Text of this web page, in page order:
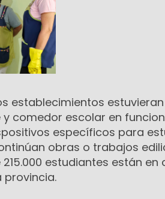
establecimientos
comedor escolar en
específicos para
obras o trabajos
estudiantes están en
provincia.